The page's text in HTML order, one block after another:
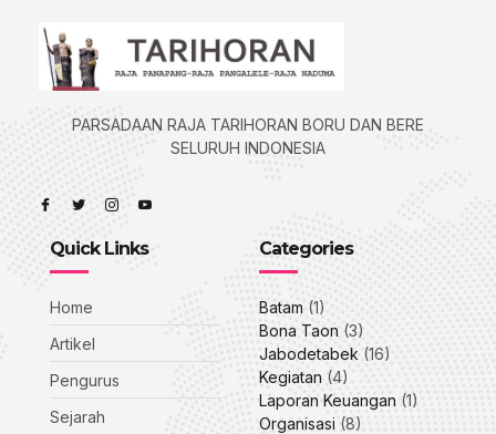
PARSADAAN RAJA TARIHORAN BORU DAN BERE
SELURUH INDONESIA
Quick Links
Home
Artikel
Pengurus
Sejarah
Categories
Batam (1)
Bona Taon (3)
Jabodetabek (16)
Kegiatan (4)
Laporan Keuangan (1)
Organisasi (8)